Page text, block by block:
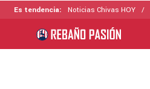
Es tendencia: Noticias Chivas HOY